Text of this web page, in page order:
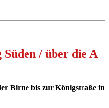
/ über die A
Birne bis zur Königstraße in